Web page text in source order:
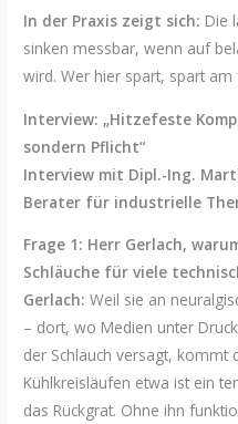
In der Praxis zeigt sich: Die
sinken messbar, wenn auf
wird. Wer hier spart, spart am
Interview: „Hitzefeste
sondern Pflicht“
Interview mit Dipl.-Ing.
Berater für industrielle
Frage 1: Herr Gerlach,
Schläuche für viele
Gerlach: Weil sie an
– dort, wo Medien unter
der Schlauch versagt, kommt
Kühlkreisläufen etwa ist ein
das Rückgrat. Ohne ihn